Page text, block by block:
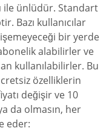
ile ünlüdür. Standart
Bazı kullanıcılar
bir yerde
alabilirler ve
kullanılabilirler. Bu
özelliklerin
değişir ve 10
da olmasın, her
eder: